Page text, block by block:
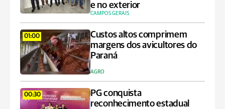
e no exterior
CAMPOS GERAIS
01:00
Custos altos comprimem
margens dos avicultores do
Paraná
AGRO
00:30
PG conquista
reconhecimento estadual